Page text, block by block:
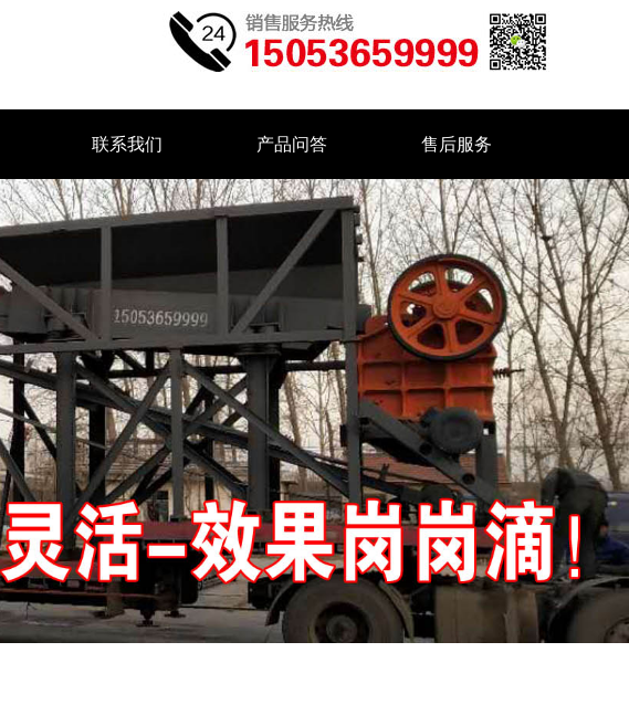
联系我们 产品问答 售后服务